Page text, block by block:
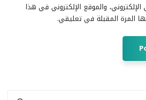
والموقع الإلكتروني في هذا
المرة المقبلة في تعليقي.